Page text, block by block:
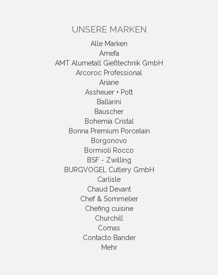
UNSERE MARKEN
Alle Marken
Amefa
AMT Alumetall Gießtechnik GmbH
Arcoroc Professional
Ariane
Assheuer + Pott
Ballarini
Bauscher
Bohemia Cristal
Bonna Premium Porcelain
Borgonovo
Bormioli Rocco
BSF - Zwilling
BURGVOGEL Cutlery GmbH
Carlisle
Chaud Devant
Chef & Sommelier
Chefing cuisine
Churchill
Comas
Contacto Bander
Mehr